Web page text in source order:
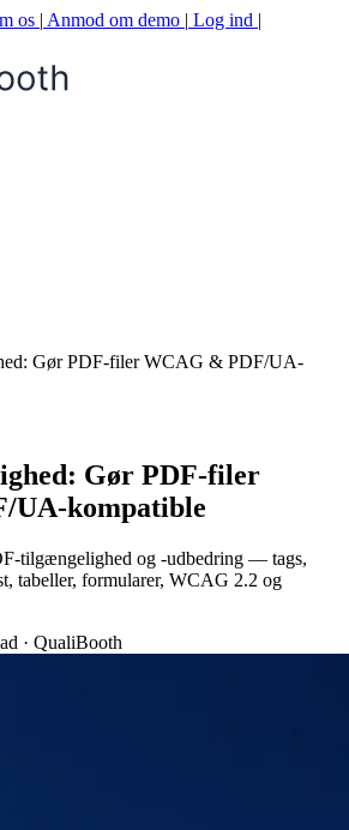
os | Anmod om demo | Log ind |
Gør PDF-filer WCAG & PDF/UA-
Gør PDF-filer
UA-kompatible
tilgængelighed og -udbedring — tags,
tabeller, formularer, WCAG 2.2 og
· QualiBooth